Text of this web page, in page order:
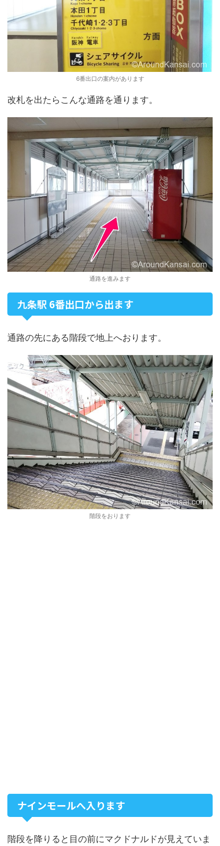
6番出口の案内があります
改札を出たらこんな通路を通ります。
通路を進みます
九条駅 6番出口から出ます
通路の先にある階段で地上へおります。
階段をおります
ナインモールへ入ります
階段を降りると目の前にマクドナルドが見えていま